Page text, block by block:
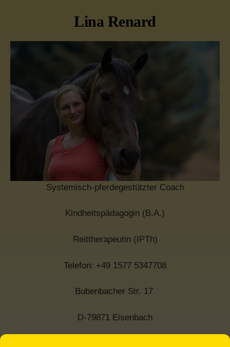
Lina Renard
Systemisch-pferdegestützter Coach
Kindheitspädagogin (B.A.)
Reittherapeutin (IPTh)
Telefon: +49 1577 5347708
Bubenbacher Str. 17
D-79871 Eisenbach